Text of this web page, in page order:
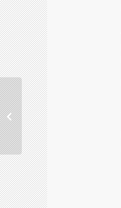
Pologne :
l’appréciation de la
monnaie franchira-t-
elle le seuil critique...